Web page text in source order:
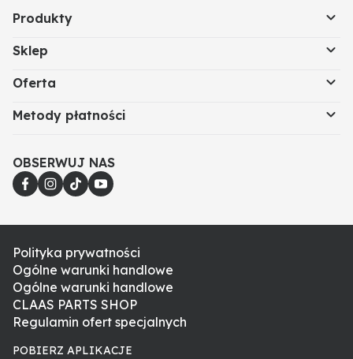
Produkty
Sklep
Oferta
Metody płatności
OBSERWUJ NAS
Polityka prywatności
Ogólne warunki handlowe
Ogólne warunki handlowe
CLAAS PARTS SHOP
Regulamin ofert specjalnych
POBIERZ APLIKACJE